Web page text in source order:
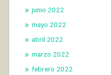
junio 2022
mayo 2022
abril 2022
marzo 2022
febrero 2022